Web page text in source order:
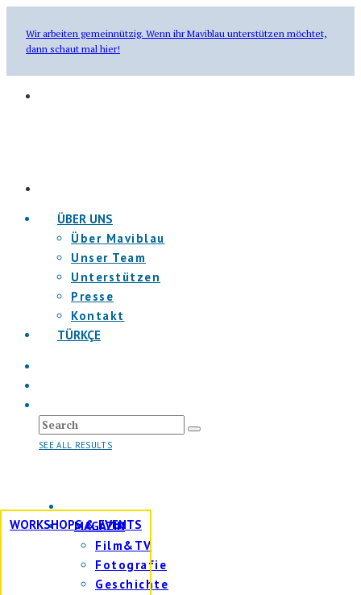
Wir arbeiten gemeinnützig. Wenn ihr Maviblau unterstützen möchtet,
dann schaut mal hier!
ÜBER UNS
Über Maviblau
Unser Team
Unterstützen
Presse
Kontakt
TÜRKÇE
SEE ALL RESULTS
WORKSHOPS & EVENTS
MAGAZIN
Film&TV
Fotografie
Geschichte